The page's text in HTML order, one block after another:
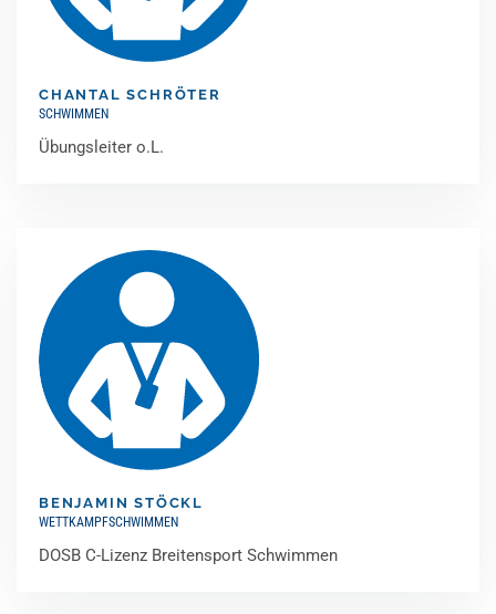
CHANTAL SCHRÖTER
SCHWIMMEN
Übungsleiter o.L.
BENJAMIN STÖCKL
WETTKAMPFSCHWIMMEN
DOSB C-Lizenz Breitensport Schwimmen